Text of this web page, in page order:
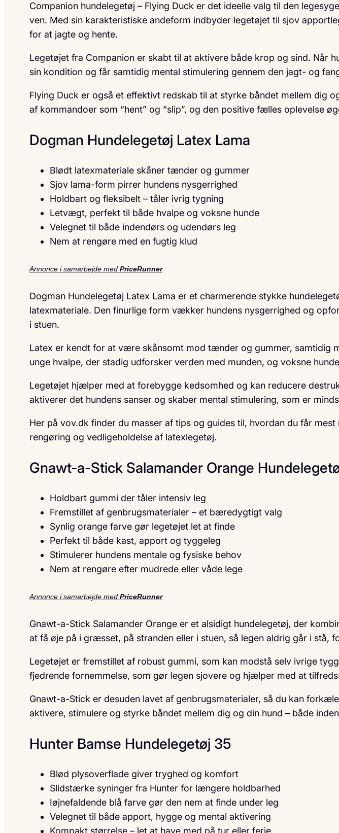
Companion hundelegetøj – Flying Duck er det ideelle valg til den
ven. Med sin karakteristiske andeform indbyder legetøjet til sjov
for at jagte og hente.
Legetøjet fra Companion er skabt til at aktivere både krop og sind. Når
sin kondition og får samtidig mental stimulering gennem den jagt- og
Flying Duck er også et effektivt redskab til at styrke båndet mellem dig
af kommandoer som “hent” og “slip”, og den positive fælles oplevelse
Dogman Hundelegetøj Latex Lama
Blødt latexmateriale skåner tænder og gummer
Sjov lama-form pirrer hundens nysgerrighed
Holdbart og fleksibelt – tåler ivrig tygning
Letvægt, perfekt til både hvalpe og voksne hunde
Velegnet til både indendørs og udendørs leg
Nem at rengøre med en fugtig klud
Annonce i samarbejde med PriceRunner
Dogman Hundelegetøj Latex Lama er et charmerende stykke
latexmateriale. Den finurlige form vækker hundens nysgerrighed og
i stuen.
Latex er kendt for at være skånsomt mod tænder og gummer, samtidig
unge hvalpe, der stadig udforsker verden med munden, og voksne
Legetøjet hjælper med at forebygge kedsomhed og kan reducere
aktiverer det hundens sanser og skaber mental stimulering, som er
Her på vov.dk finder du masser af tips og guides til, hvordan du får
rengøring og vedligeholdelse af latexlegetøj.
Gnawt-a-Stick Salamander Orange
Holdbart gummi der tåler intensiv leg
Fremstillet af genbrugsmaterialer – et bæredygtigt valg
Synlig orange farve gør legetøjet let at finde
Perfekt til både kast, apport og tyggeleg
Stimulerer hundens mentale og fysiske behov
Nem at rengøre efter mudrede eller våde lege
Annonce i samarbejde med PriceRunner
Gnawt-a-Stick Salamander Orange er et alsidigt hundelegetøj, der
at få øje på i græsset, på stranden eller i stuen, så legen aldrig går i stå,
Legetøjet er fremstillet af robust gummi, som kan modstå selv ivrige
fjedrende fornemmelse, som gør legen sjovere og hjælper med at
Gnawt-a-Stick er desuden lavet af genbrugsmaterialer, så du kan
aktivere, stimulere og styrke båndet mellem dig og din hund – både
Hunter Bamse Hundelegetøj 35
Blød plysoverflade giver tryghed og komfort
Slidstærke syninger fra Hunter for længere holdbarhed
Iøjnefaldende blå farve gør den nem at finde under leg
Velegnet til både apport, hygge og mental aktivering